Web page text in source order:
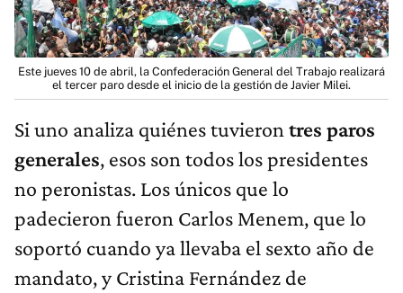
Este jueves 10 de abril, la Confederación General del Trabajo realizará
el tercer paro desde el inicio de la gestión de Javier Milei.
Si uno analiza quiénes tuvieron tres paros
generales, esos son todos los presidentes
no peronistas. Los únicos que lo
padecieron fueron Carlos Menem, que lo
soportó cuando ya llevaba el sexto año de
mandato, y Cristina Fernández de